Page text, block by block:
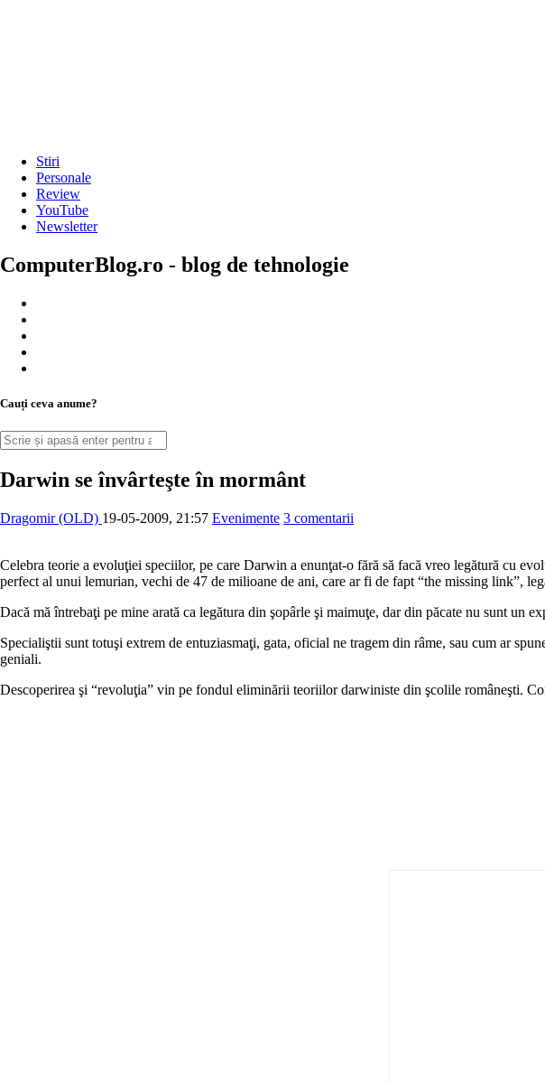
Stiri
Personale
Review
YouTube
Newsletter
ComputerBlog.ro - blog de tehnologie
Cauți ceva anume?
Darwin se învârteşte în mormânt
Dragomir (OLD) 19-05-2009, 21:57 Evenimente 3 comentarii
Celebra teorie a evoluţiei speciilor, pe care Darwin a enunţat-o fără să facă vreo legătură cu
perfect al unui lemurian, vechi de 47 de milioane de ani, care ar fi de fapt “the missing link”,
Dacă mă întrebaţi pe mine arată ca legătura din şopârle şi maimuţe, dar din păcate nu sunt un
Specialiştii sunt totuşi extrem de entuziasmaţi, gata, oficial ne tragem din râme, sau cum ar
geniali.
Descoperirea şi “revoluţia” vin pe fondul eliminării teoriilor darwiniste din şcolile româneşti.